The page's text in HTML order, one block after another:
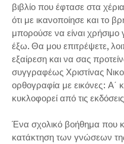
βιβλίο που έφτασε στα
ότι με ικανοποίησε και το
μπορούσε να είναι χρήσιμο
έξω. Θα μου επιτρέψετε,
εξαίρεση και να σας
συγγραφέως Χριστίνας
ορθογραφία με εικόνες: Α΄
κυκλοφορεί από τις
Ένα σχολικό βοήθημα που
κατάκτηση των γνώσεων